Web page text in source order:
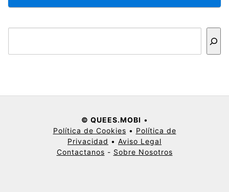
© QUEES.MOBI •
Política de Cookies • Política de
Privacidad • Aviso Legal
Contactanos - Sobre Nosotros